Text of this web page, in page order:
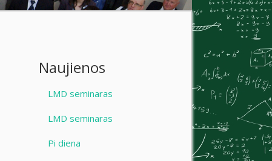
Naujienos
LMD seminaras
LMD seminaras
Pi diena